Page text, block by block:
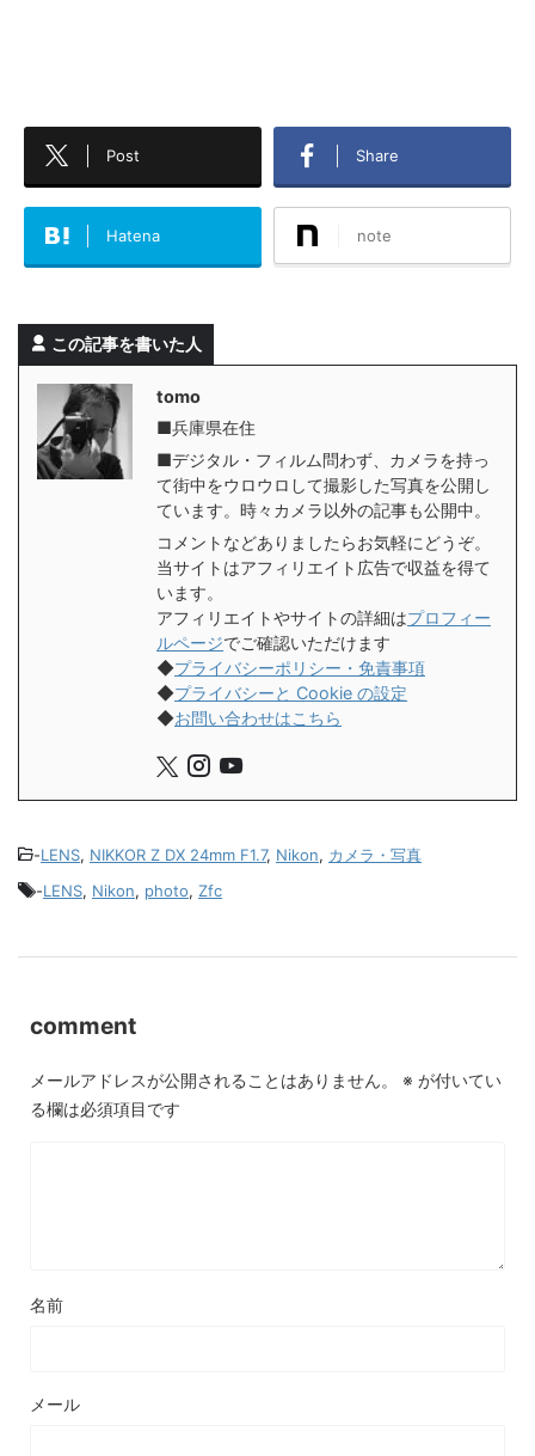
Post Share
Hatena note
この記事を書いた人
tomo
■兵庫県在住
■デジタル・フィルム問わず、カメラを持っ
て街中をウロウロして撮影した写真を公開し
ています。時々カメラ以外の記事も公開中。
コメントなどありましたらお気軽にどうぞ。
当サイトはアフィリエイト広告で収益を得て
います。
アフィリエイトやサイトの詳細はプロフィー
ルページでご確認いただけます
◆プライバシーポリシー・免責事項
◆プライバシーと Cookie の設定
◆お問い合わせはこちら
-LENS, NIKKOR Z DX 24mm F1.7, Nikon, カメラ・写真
-LENS, Nikon, photo, Zfc
comment
メールアドレスが公開されることはありません。 ※ が付いてい
る欄は必須項目です
名前
メール